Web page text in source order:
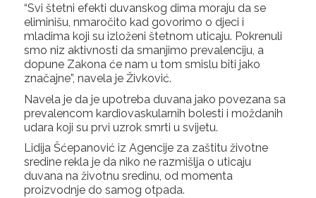
“Svi štetni efekti duvanskog dima moraju da se
eliminišu, nmaročito kad govorimo o djeci i
mladima koji su izloženi štetnom uticaju. Pokrenuli
smo niz aktivnosti da smanjimo prevalenciju, a
dopune Zakona će nam u tom smislu biti jako
značajne”, navela je Živković.
Navela je da je upotreba duvana jako povezana sa
prevalencom kardiovaskularnih bolesti i moždanih
udara koji su prvi uzrok smrti u svijetu.
Lidija Šćepanović iz Agencije za zaštitu životne
sredine rekla je da niko ne razmišlja o uticaju
duvana na životnu sredinu, od momenta
proizvodnje do samog otpada.